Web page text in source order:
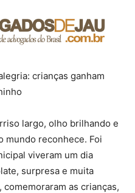
crianças ganham
largo, olho brilhando e
mundo reconhece. Foi
viveram um dia
surpresa e muita
comemoraram as crianças,